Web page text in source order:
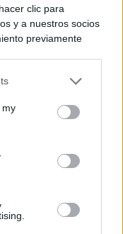
clic para
y a nuestros socios
previamente
que algún
derecho de
se aplicarán
este sitio web o
my